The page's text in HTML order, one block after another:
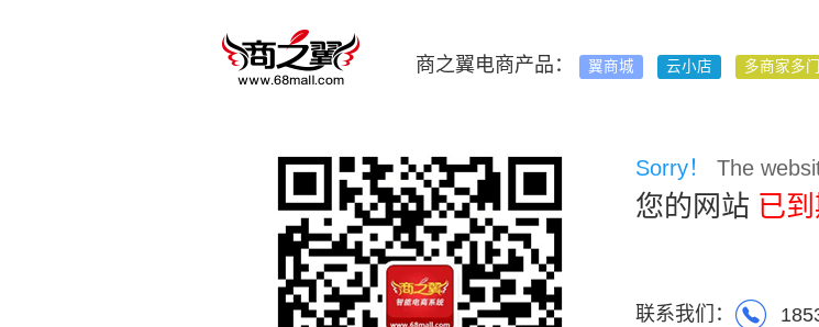
商之翼电商产品： 翼商城 云小店 多商家多
Sorry！ The
您的网站 已
联系我们：